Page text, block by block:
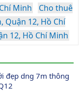
Minh
Cho thuê
Quận 12, Hồ Chí
12, Hồ Chí Minh
đẹp dng 7m thông